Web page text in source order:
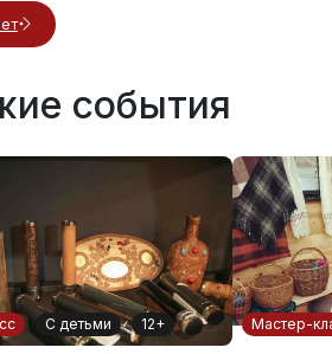
события
С детьми 12+ Мастер-